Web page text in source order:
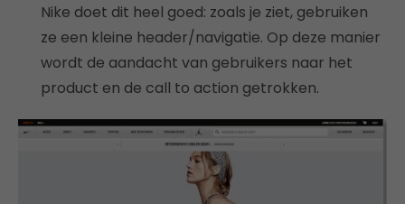
Nike doet dit heel goed: zoals je ziet, gebruiken
ze een kleine header/navigatie. Op deze manier
wordt de aandacht van gebruikers naar het
product en de call to action getrokken.